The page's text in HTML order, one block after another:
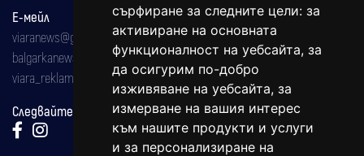
сърфиране за следните цели: за
активиране на основната
функционалност на уебсайта, за
да осигурим по-добро
изживяване на уебсайта, за
измерване на вашия интерес
към нашите продукти и услуги
и за персонализиране на
Е-мейл
viaranews@gmail.com
balgarkanews@gmail.com
viara_reklama@mail.bg
Следвайте ни: